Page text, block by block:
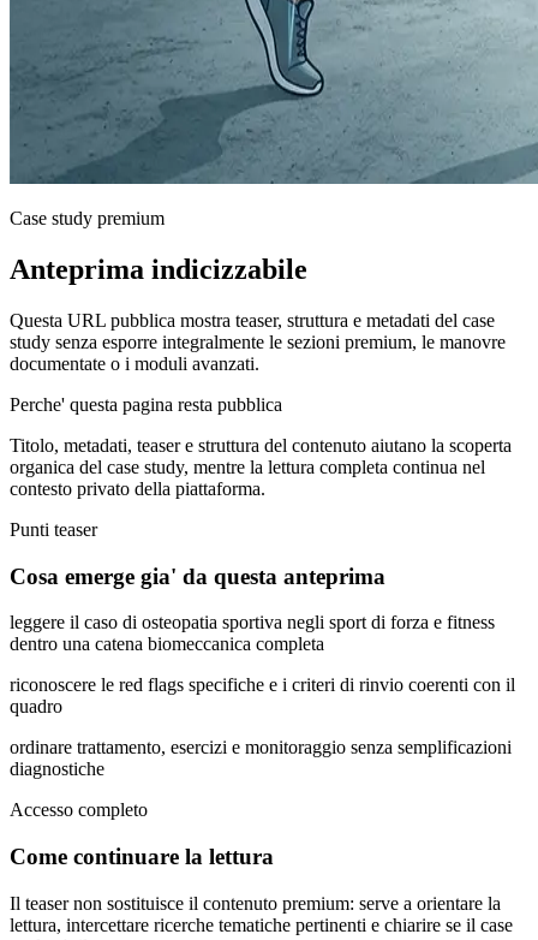
Case study premium
Anteprima indicizzabile
Questa URL pubblica mostra teaser, struttura e metadati del case
study senza esporre integralmente le sezioni premium, le manovre
documentate o i moduli avanzati.
Perche' questa pagina resta pubblica
Titolo, metadati, teaser e struttura del contenuto aiutano la scoperta
organica del case study, mentre la lettura completa continua nel
contesto privato della piattaforma.
Punti teaser
Cosa emerge gia' da questa anteprima
leggere il caso di osteopatia sportiva negli sport di forza e fitness
dentro una catena biomeccanica completa
riconoscere le red flags specifiche e i criteri di rinvio coerenti con il
quadro
ordinare trattamento, esercizi e monitoraggio senza semplificazioni
diagnostiche
Accesso completo
Come continuare la lettura
Il teaser non sostituisce il contenuto premium: serve a orientare la
lettura, intercettare ricerche tematiche pertinenti e chiarire se il case